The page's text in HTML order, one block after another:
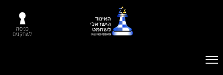
כניסה
לשחקנים